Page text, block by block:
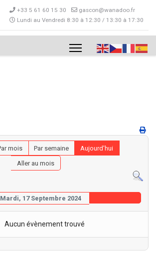
+33 5 61 60 15 30
gascon@wanadoo.fr
Lundi au Vendredi 8:30 à 12:30 / 13:30 à 17:30
mois Par semaine
Aujourd'hui
Aller au mois
Mardi, 17 Septembre 2024
Aucun évènement trouvé